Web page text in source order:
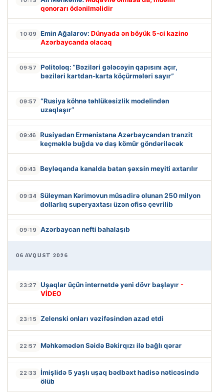
qonorarı ödənilməlidir
10:09 Emin Ağalarov: Dünyada ən böyük 5-ci kazino
Azərbaycanda olacaq
09:57
Politoloq: “Bəziləri gələcəyin qapısını açır,
bəziləri kartdan-karta köçürmələri sayır”
09:57
“Rusiya köhnə təhlükəsizlik modelindən
uzaqlaşır”
09:46
Rusiyadan Ermənistana Azərbaycandan tranzit
keçməklə buğda və daş kömür göndəriləcək
09:43 Beyləqanda kanalda batan şəxsin meyiti axtarılır
09:34 Süleyman Kərimovun müsadirə olunan 250 milyon
dollarlıq superyaxtası üzən ofisə çevrilib
09:19 Azərbaycan nefti bahalaşıb
06 AVQUST 2026
23:27 Uşaqlar üçün internetdə yeni dövr başlayır -
VİDEO
23:15 Zelenski onları vəzifəsindən azad etdi
22:57 Məhkəmədən Səidə Bəkirqızı ilə bağlı qərar
22:33
İmişlidə 5 yaşlı uşaq bədbəxt hadisə nəticəsində
ölüb